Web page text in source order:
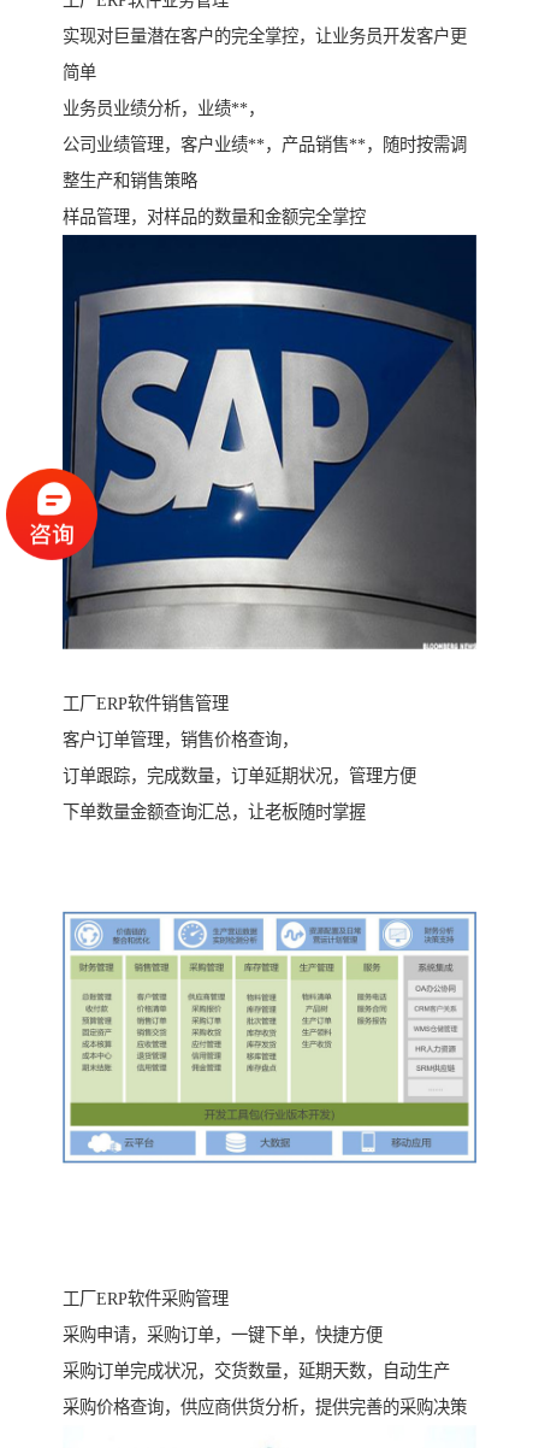
实现对巨量潜在客户的完全掌控，让业务员开发客户更
简单
业务员业绩分析，业绩**，
公司业绩管理，客户业绩**，产品销售**，随时按需调
整生产和销售策略
样品管理，对样品的数量和金额完全掌控
工厂ERP软件销售管理
客户订单管理，销售价格查询，
订单跟踪，完成数量，订单延期状况，管理方便
下单数量金额查询汇总，让老板随时掌握
工厂ERP软件采购管理
采购申请，采购订单，一键下单，快捷方便
采购订单完成状况，交货数量，延期天数，自动生产
采购价格查询，供应商供货分析，提供完善的采购决策